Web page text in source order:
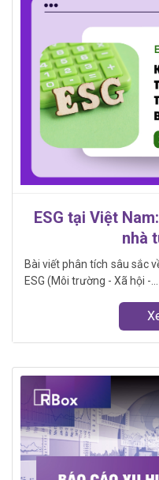
ESG tại Việt
nhà
Bài viết phân tích sâu sắc
ESG (Môi trường - Xã hội -...